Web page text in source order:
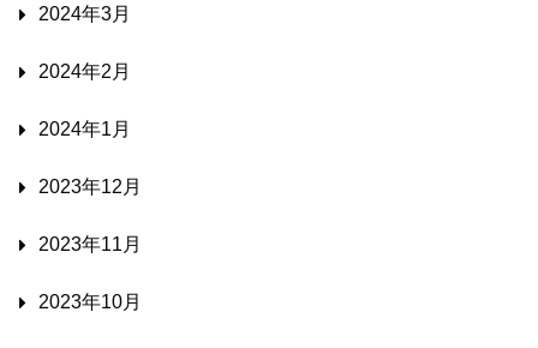
2024年3月
2024年2月
2024年1月
2023年12月
2023年11月
2023年10月